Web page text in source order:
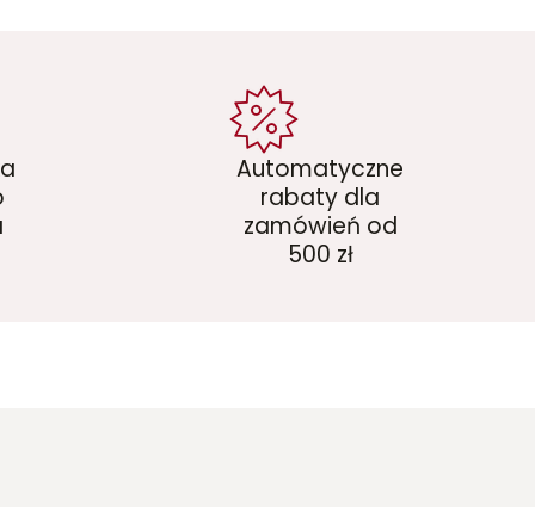
Automatyczne
rabaty dla
zamówień od
500 zł